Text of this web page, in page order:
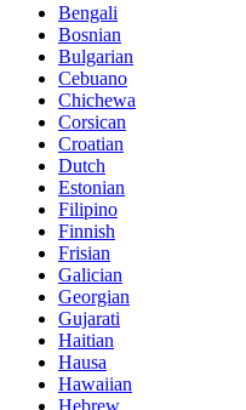
Bengali
Bosnian
Bulgarian
Cebuano
Chichewa
Corsican
Croatian
Dutch
Estonian
Filipino
Finnish
Frisian
Galician
Georgian
Gujarati
Haitian
Hausa
Hawaiian